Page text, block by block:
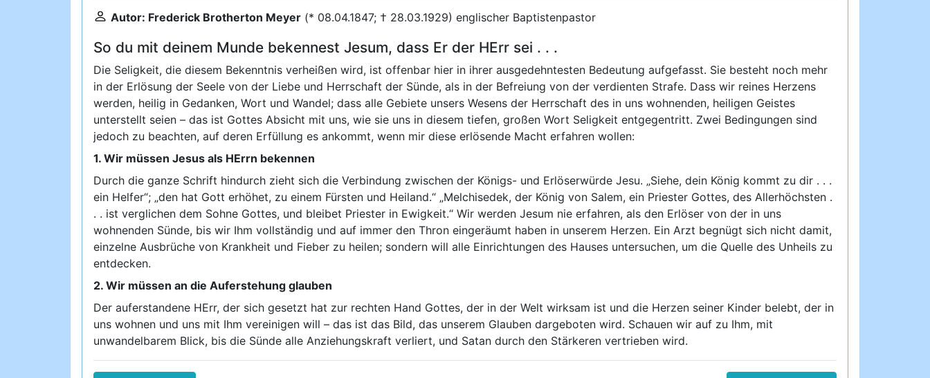
Autor: Frederick Brotherton Meyer (* 08.04.1847; † 28.03.1929) englischer Baptistenpastor
So du mit deinem Munde bekennest Jesum, dass Er der HErr sei . . .
Die Seligkeit, die diesem Bekenntnis verheißen wird, ist offenbar hier in ihrer ausgedehntesten Bedeutung aufgefasst. Sie besteht noch mehr
in der Erlösung der Seele von der Liebe und Herrschaft der Sünde, als in der Befreiung von der verdienten Strafe. Dass wir reines Herzens
werden, heilig in Gedanken, Wort und Wandel; dass alle Gebiete unsers Wesens der Herrschaft des in uns wohnenden, heiligen Geistes
unterstellt seien – das ist Gottes Absicht mit uns, wie sie uns in diesem tiefen, großen Wort Seligkeit entgegentritt. Zwei Bedingungen sind
jedoch zu beachten, auf deren Erfüllung es ankommt, wenn mir diese erlösende Macht erfahren wollen:
1. Wir müssen Jesus als HErrn bekennen
Durch die ganze Schrift hindurch zieht sich die Verbindung zwischen der Königs- und Erlöserwürde Jesu. „Siehe, dein König kommt zu dir . . .
ein Helfer“; „den hat Gott erhöhet, zu einem Fürsten und Heiland.“ „Melchisedek, der König von Salem, ein Priester Gottes, des Allerhöchsten .
. . ist verglichen dem Sohne Gottes, und bleibet Priester in Ewigkeit.“ Wir werden Jesum nie erfahren, als den Erlöser von der in uns
wohnenden Sünde, bis wir Ihm vollständig und auf immer den Thron eingeräumt haben in unserem Herzen. Ein Arzt begnügt sich nicht damit,
einzelne Ausbrüche von Krankheit und Fieber zu heilen; sondern will alle Einrichtungen des Hauses untersuchen, um die Quelle des Unheils zu
entdecken.
2. Wir müssen an die Auferstehung glauben
Der auferstandene HErr, der sich gesetzt hat zur rechten Hand Gottes, der in der Welt wirksam ist und die Herzen seiner Kinder belebt, der in
uns wohnen und uns mit Ihm vereinigen will – das ist das Bild, das unserem Glauben dargeboten wird. Schauen wir auf zu Ihm, mit
unwandelbarem Blick, bis die Sünde alle Anziehungskraft verliert, und Satan durch den Stärkeren vertrieben wird.